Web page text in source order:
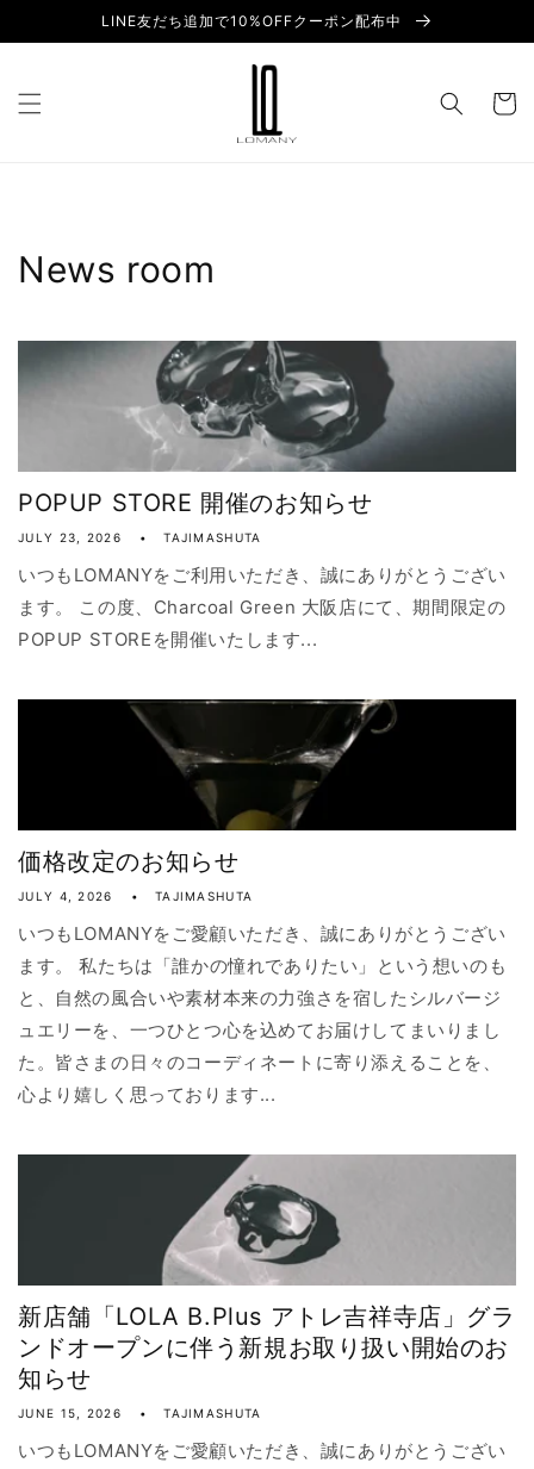
content
LINE友だち追加で10%OFFクーポン配布中
Cart
News room
POPUP STORE 開催のお知らせ
JULY 23, 2026 TAJIMASHUTA
いつもLOMANYをご利用いただき、誠にありがとうござい
ます。 この度、Charcoal Green 大阪店にて、期間限定の
POPUP STOREを開催いたします...
価格改定のお知らせ
JULY 4, 2026 TAJIMASHUTA
いつもLOMANYをご愛顧いただき、誠にありがとうござい
ます。 私たちは「誰かの憧れでありたい」という想いのも
と、自然の風合いや素材本来の力強さを宿したシルバージ
ュエリーを、一つひとつ心を込めてお届けしてまいりまし
た。皆さまの日々のコーディネートに寄り添えることを、
心より嬉しく思っております...
新店舗「LOLA B.Plus アトレ吉祥寺店」グラ
ンドオープンに伴う新規お取り扱い開始のお
知らせ
JUNE 15, 2026 TAJIMASHUTA
いつもLOMANYをご愛顧いただき、誠にありがとうござい